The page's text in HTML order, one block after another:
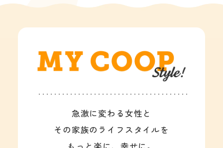
急激に変わる女性と
その家族のライフスタイルを